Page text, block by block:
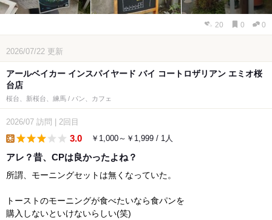
20 0 0
2026/07/22 更新
アールベイカー インスパイヤード バイ コートロザリアン エミオ桜
台店
桜台、新桜台、練馬 / パン、カフェ
2026/07 訪問 2回目
3.0 ￥1,000～￥1,999 / 1人
アレ？昔、CPは良かったよね？
所謂、モーニングセットは無くなっていた。
トーストのモーニングが食べたいなら食パンを
購入しないといけないらしい(笑)